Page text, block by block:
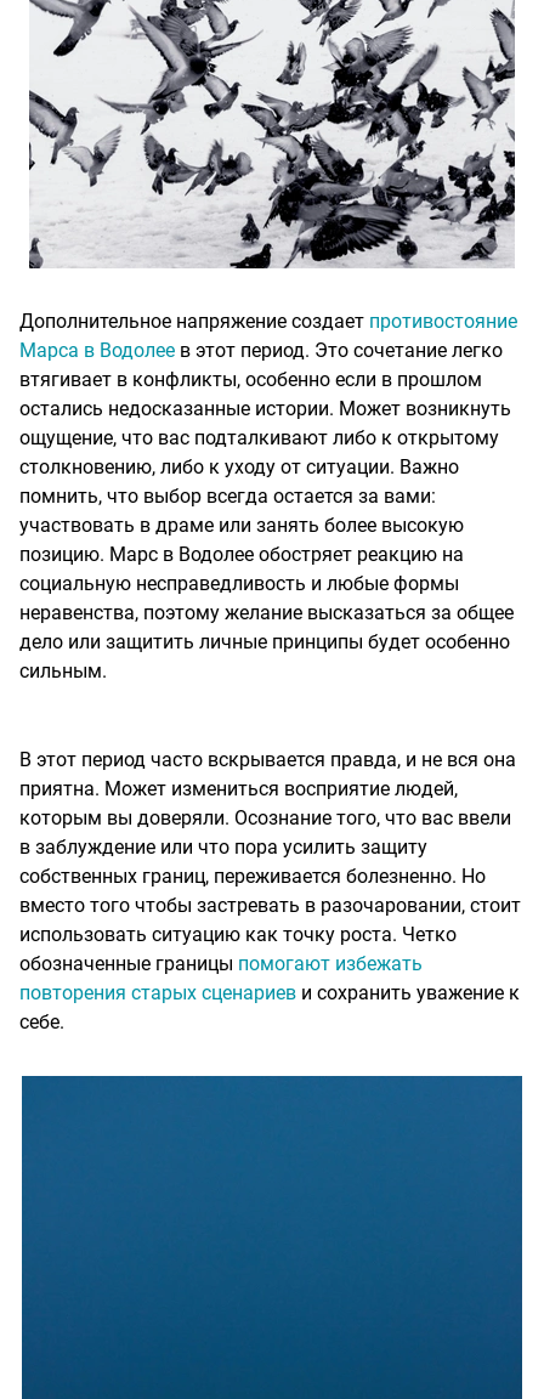
Дополнительное напряжение создает противостояние
Марса в Водолее в этот период. Это сочетание легко
втягивает в конфликты, особенно если в прошлом
остались недосказанные истории. Может возникнуть
ощущение, что вас подталкивают либо к открытому
столкновению, либо к уходу от ситуации. Важно
помнить, что выбор всегда остается за вами:
участвовать в драме или занять более высокую
позицию. Марс в Водолее обостряет реакцию на
социальную несправедливость и любые формы
неравенства, поэтому желание высказаться за общее
дело или защитить личные принципы будет особенно
сильным.
В этот период часто вскрывается правда, и не вся она
приятна. Может измениться восприятие людей,
которым вы доверяли. Осознание того, что вас ввели
в заблуждение или что пора усилить защиту
собственных границ, переживается болезненно. Но
вместо того чтобы застревать в разочаровании, стоит
использовать ситуацию как точку роста. Четко
обозначенные границы помогают избежать
повторения старых сценариев и сохранить уважение к
себе.